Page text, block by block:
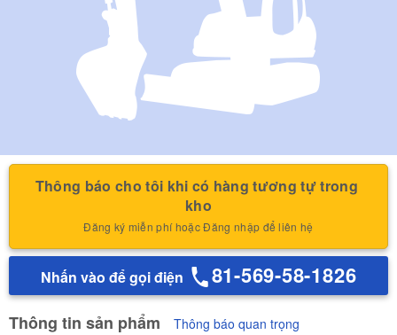
Thông báo cho tôi khi có hàng tương tự trong
kho
Đăng ký miễn phí hoặc Đăng nhập để liên hệ
Nhấn vào để gọi điện 81-569-58-1826
Thông tin sản phẩm Thông báo quan trọng